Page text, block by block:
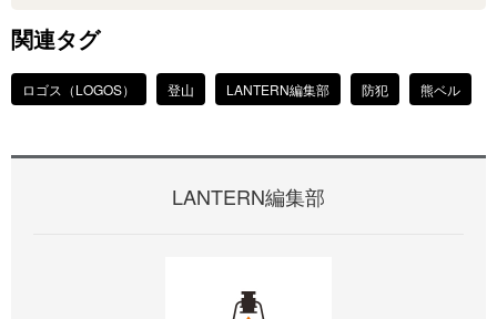
関連タグ
ロゴス（LOGOS） 登山 LANTERN編集部 防犯 熊ベル
LANTERN編集部